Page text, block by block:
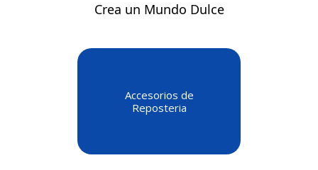
Crea un Mundo Dulce
Accesorios de
Reposteria